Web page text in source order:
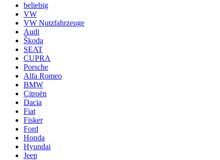
beliebig
VW
VW Nutzfahrzeuge
Audi
Škoda
SEAT
CUPRA
Porsche
Alfa Romeo
BMW
Citroën
Dacia
Fiat
Fisker
Ford
Honda
Hyundai
Jeep